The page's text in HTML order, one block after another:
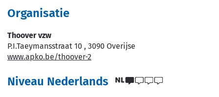
Organisatie
Thoover vzw
P.I.Taeymansstraat 10 , 3090 Overijse
Website
www.apko.be/thoover-2
Niveau Nederlands